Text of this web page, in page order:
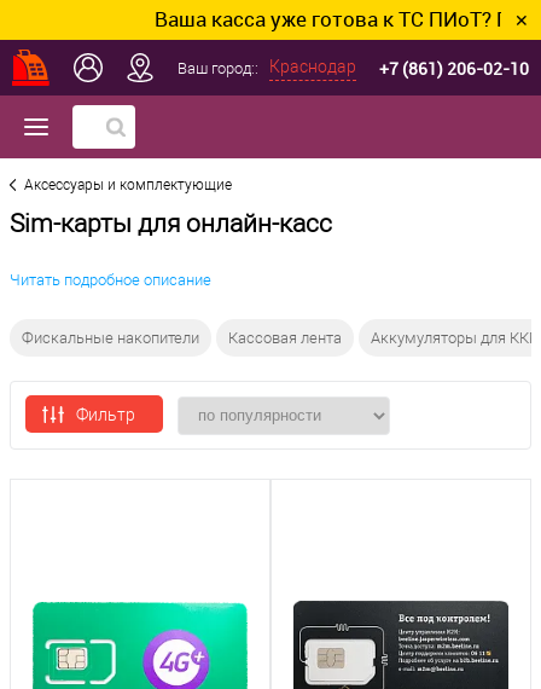
Ваша касса уже готова к ТС ПИоТ? ✕
Ваш город:: Краснодар +7 (861) 206-02-10
Аксессуары и комплектующие
Sim-карты для онлайн-касс
Читать подробное описание
Фискальные накопители Кассовая лента Аккумуляторы для ККМ
Фильтр